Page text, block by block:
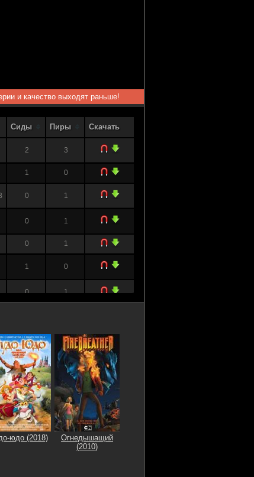
и качество выходят раньше!
Сиды Пиры Скачать
2 3
1 0
0 1
0 1
0 1
1 0
0 1
юдо (2018)
Огнедышащий
(2010)